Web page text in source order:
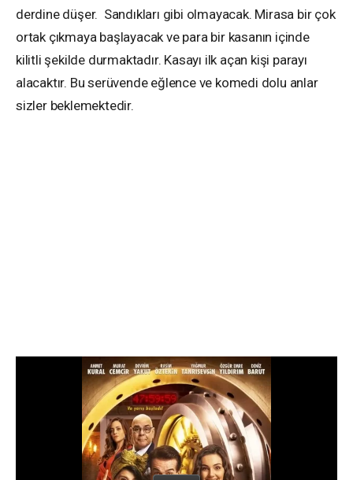
derdine düşer. Sandıkları gibi olmayacak. Mirasa bir çok
ortak çıkmaya başlayacak ve para bir kasanın içinde
kilitli şekilde durmaktadır. Kasayı ilk açan kişi parayı
alacaktır. Bu serüvende eğlence ve komedi dolu anlar
sizler beklemektedir.